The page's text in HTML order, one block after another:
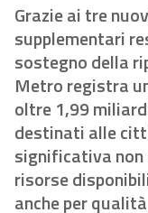
Grazie ai tre
supplementari
sostegno della
Metro registra
oltre 1,99
destinati alle
significativa
risorse
anche per